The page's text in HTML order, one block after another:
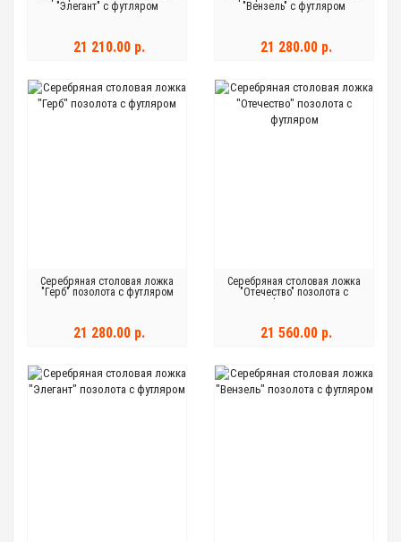
"Элегант" с футляром
21 210.00 р.
"Вензель" с футляром
21 280.00 р.
Серебряная столовая ложка
"Герб" позолота с футляром
21 280.00 р.
Серебряная столовая ложка
"Отечество" позолота с
футляром
21 560.00 р.